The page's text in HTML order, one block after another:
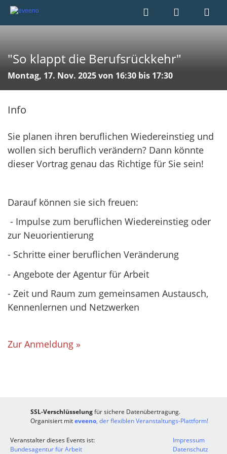
"So klappt die Berufsrückkehr"
Montag, 17. Nov. 2025 von 16:30 bis 17:30
Info
Sie planen ihren beruflichen Wiedereinstieg und
wollen sich beruflich verändern? Dann könnte
dieser Vortrag genau das Richtige für Sie sein!
Darauf können sie sich freuen:
- Impulse zum beruflichen Wiedereinstieg oder
zur Neuorientierung
- Schritte einer beruflichen Veränderung
- Angebote der Agentur für Arbeit
- Zeit und Raum zum gemeinsamen Austausch,
Kennenlernen und Netzwerken
Zur Anmeldung »
SSL-Verschlüsselungfür sichere Datenübertragung.
Organisiert miteveeno, der flexiblen Veranstaltungs-Plattform!
Veranstalter dieses Events ist:
Bundesagentur für Arbeit
Impressum
Datenschutz